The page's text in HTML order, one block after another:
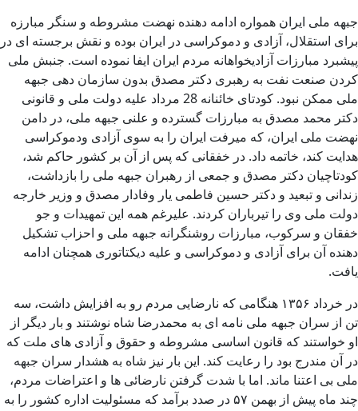
جبهه ملی ایران همواره ادامه دهنده نهضت مشروطه و سنگر مبارزه
برای استقلال، آزادی و دموکراسی در ایران بوده و نقش برجسته ای در
پیشبرد مبارزات آزادیخواهانه مردم ایران ایفا نموده است. جنبش ملی
کردن صنعت نفت به رهبری دکتر مصدق بدون سازمان دهی جبهه
ملی ممکن نبود. کودتای خائنانه 28 مرداد علیه دولت ملی و قانونی
دکتر محمد مصدق به مبارزات گسترده و علنی جبهه ملی، در دامن
نهضت ملی ایران، که میرفت ایران را به سوی آزادی ودموکراسی
هدایت کند، خاتمه داد. در خفقانی که پس از آن بر کشور حاکم شد،
کودتاچیان دکتر مصدق و جمعی از رهبران جبهه ملی را بازداشت،
زندانی و تبعید و دکتر حسین فاطمی یار وفادار مصدق و وزیر خارجه
دولت ملی وی را تیرباران کردند. علیرغم همه این تمهیدات و جو
خفقان و سرکوب، مبارزات روشنگرانه جبهه ملی و احزاب تشکیل
دهنده آن برای آزادی و دموکراسی و علیه دیکتاتوری همچنان ادامه
یافت.
در خرداد ۱۳۵۶ هنگامی که نارضایی مردم رو به افزایش داشت، سه
تن از سران جبهه ملی نامه ای به محمدرضا شاه نوشتند و بار دیگر از
او خواستند که قانون اساسی مشروطه و حقوق و آزادی های ملت که
در آن مندرج بود را رعایت کند. این بار نیز شاه به هشدار سران جبهه
ملی بی اعتنا ماند. اما با شدت گرفتن نارضائی ها و اعتراضات مردم،
چند ماه پیش از بهمن ۵۷ در صدد برآمد که مسئولیت اداره کشور را به